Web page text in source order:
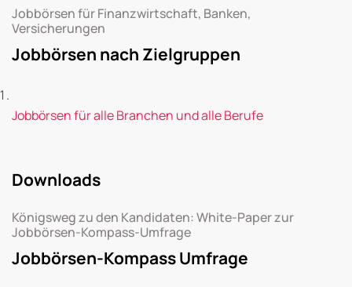
Jobbörsen für Finanzwirtschaft, Banken,
Versicherungen
Jobbörsen nach Zielgruppen
Jobbörsen für alle Branchen und alle Berufe
Downloads
Königsweg zu den Kandidaten: White-Paper zur
Jobbörsen-Kompass-Umfrage
Jobbörsen-Kompass Umfrage